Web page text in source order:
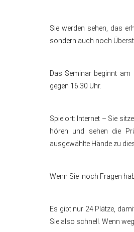
Sie werden sehen, das
sondern auch noch
Das Seminar beginnt am
gegen 16.30 Uhr.
Spielort: Internet – Sie
hören und sehen die
ausgewählte Hände zu
Wenn Sie noch Fragen
Es gibt nur 24 Plätze,
Sie also schnell. Wenn